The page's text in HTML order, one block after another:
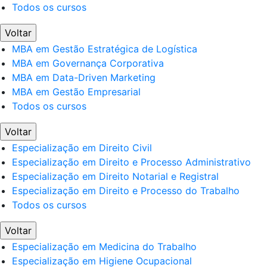
Todos os cursos
Voltar
MBA em Gestão Estratégica de Logística
MBA em Governança Corporativa
MBA em Data-Driven Marketing
MBA em Gestão Empresarial
Todos os cursos
Voltar
Especialização em Direito Civil
Especialização em Direito e Processo Administrativo
Especialização em Direito Notarial e Registral
Especialização em Direito e Processo do Trabalho
Todos os cursos
Voltar
Especialização em Medicina do Trabalho
Especialização em Higiene Ocupacional